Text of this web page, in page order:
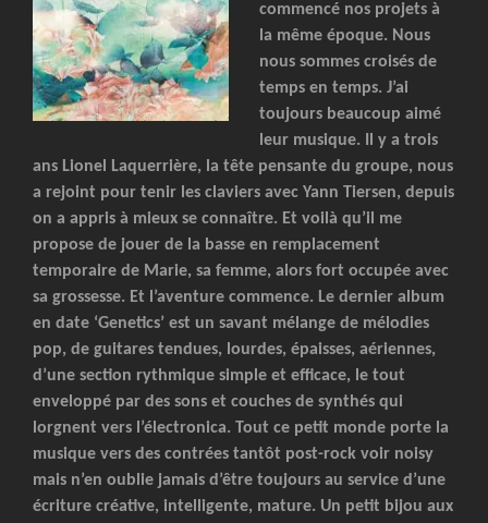
commencé nos projets à
la même époque. Nous
nous sommes croisés de
temps en temps. J’ai
toujours beaucoup aimé
leur musique. Il y a trois
ans Lionel Laquerrière, la tête pensante du groupe, nous
a rejoint pour tenir les claviers avec Yann Tiersen, depuis
on a appris à mieux se connaître. Et voilà qu’il me
propose de jouer de la basse en remplacement
temporaire de Marie, sa femme, alors fort occupée avec
sa grossesse. Et l’aventure commence. Le dernier album
en date ‘Genetics’ est un savant mélange de mélodies
pop, de guitares tendues, lourdes, épaisses, aériennes,
d’une section rythmique simple et efficace, le tout
enveloppé par des sons et couches de synthés qui
lorgnent vers l’électronica. Tout ce petit monde porte la
musique vers des contrées tantôt post-rock voir noisy
mais n’en oublie jamais d’être toujours au service d’une
écriture créative, intelligente, mature. Un petit bijou aux